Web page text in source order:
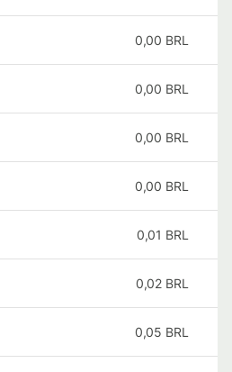
0,00 BRL
0,00 BRL
0,00 BRL
0,00 BRL
0,01 BRL
0,02 BRL
0,05 BRL